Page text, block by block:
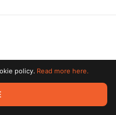
reserved. All trademarks
policy. Read more here.